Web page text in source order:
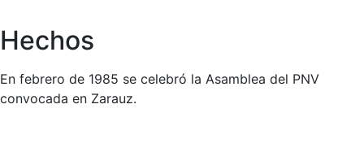
Hechos
En febrero de 1985 se celebró la Asamblea del PNV
convocada en Zarauz.